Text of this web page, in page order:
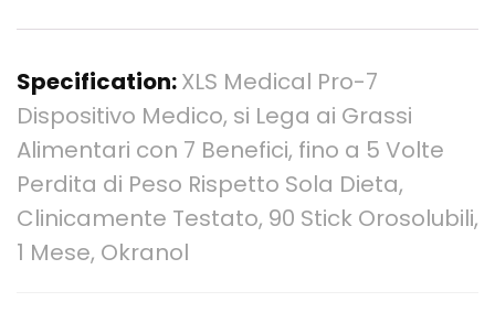
Specification:XLS Medical Pro-7
Dispositivo Medico, si Lega ai Grassi
Alimentari con 7 Benefici, fino a 5 Volte
Perdita di Peso Rispetto Sola Dieta,
Clinicamente Testato, 90 Stick Orosolubili,
1 Mese, Okranol